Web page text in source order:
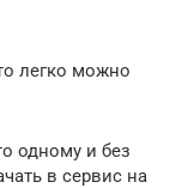
легко можно
одному и без
в сервис на